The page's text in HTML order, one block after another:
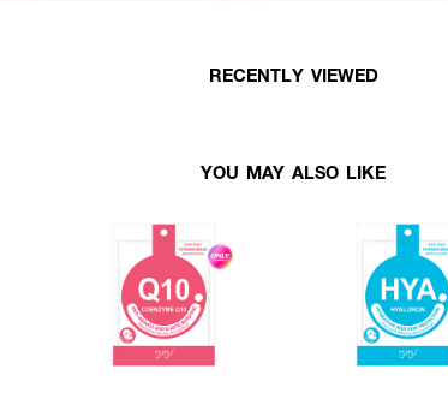
RECENTLY VIEWED
YOU MAY ALSO LIKE